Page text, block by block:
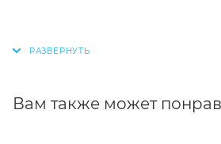
Вам также может